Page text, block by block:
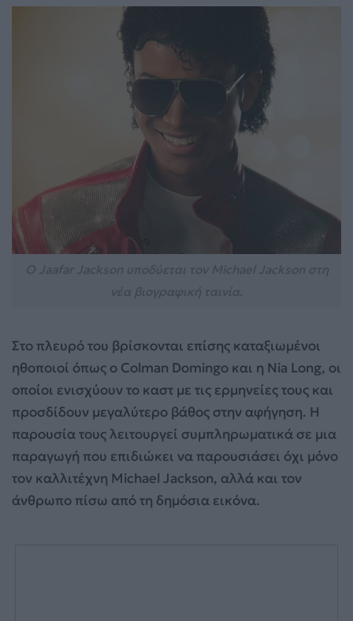
Στο πλευρό του βρίσκονται επίσης καταξιωμένοι
ηθοποιοί όπως ο Colman Domingo και η Nia Long, οι
οποίοι ενισχύουν το καστ με τις ερμηνείες τους και
προσδίδουν μεγαλύτερο βάθος στην αφήγηση. Η
παρουσία τους λειτουργεί συμπληρωματικά σε μια
παραγωγή που επιδιώκει να παρουσιάσει όχι μόνο
τον καλλιτέχνη Michael Jackson, αλλά και τον
άνθρωπο πίσω από τη δημόσια εικόνα.